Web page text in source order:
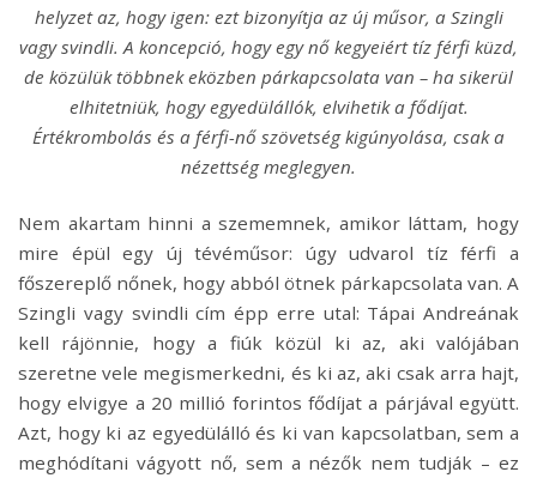
helyzet az, hogy igen: ezt bizonyítja az új műsor, a Szingli
vagy svindli. A koncepció, hogy egy nő kegyeiért tíz férfi küzd,
de közülük többnek eközben párkapcsolata van – ha sikerül
elhitetniük, hogy egyedülállók, elvihetik a fődíjat.
Értékrombolás és a férfi-nő szövetség kigúnyolása, csak a
nézettség meglegyen.
Nem akartam hinni a szememnek, amikor láttam, hogy
mire épül egy új tévéműsor: úgy udvarol tíz férfi a
főszereplő nőnek, hogy abból ötnek párkapcsolata van. A
Szingli vagy svindli cím épp erre utal: Tápai Andreának
kell rájönnie, hogy a fiúk közül ki az, aki valójában
szeretne vele megismerkedni, és ki az, aki csak arra hajt,
hogy elvigye a 20 millió forintos fődíjat a párjával együtt.
Azt, hogy ki az egyedülálló és ki van kapcsolatban, sem a
meghódítani vágyott nő, sem a nézők nem tudják – ez